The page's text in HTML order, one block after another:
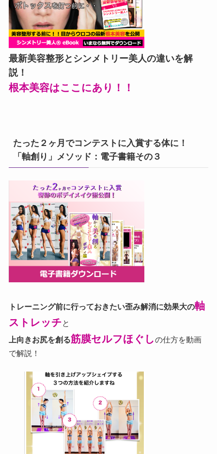
最新美容整形とシンメトリー美人の違いを解
説！
根本美容はここにあり！！
たった２ヶ月でコンテストに入賞する体に！
「軸創り」メソッド：電子書籍その３
トレーニング前に行っておきたい歪み解消に効果大の軸
ストレッチと
上向きお尻を創る筋膜セルフほぐしの仕方を動画
で解説！